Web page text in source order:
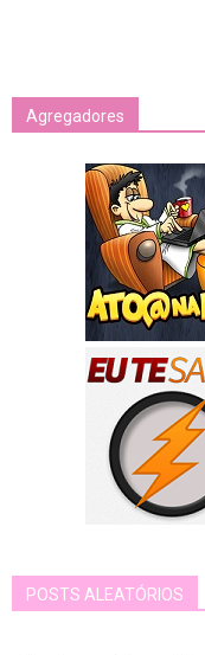
Agregadores
POSTS ALEATÓRIOS